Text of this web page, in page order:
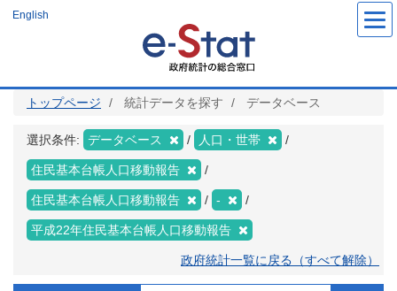
ツ
English
トップページ 統計データを探す データベース
選択条件: データベース 人口・世帯
住民基本台帳人口移動報告
住民基本台帳人口移動報告 -
平成22年住民基本台帳人口移動報告
政府統計一覧に戻る（すべて解除）